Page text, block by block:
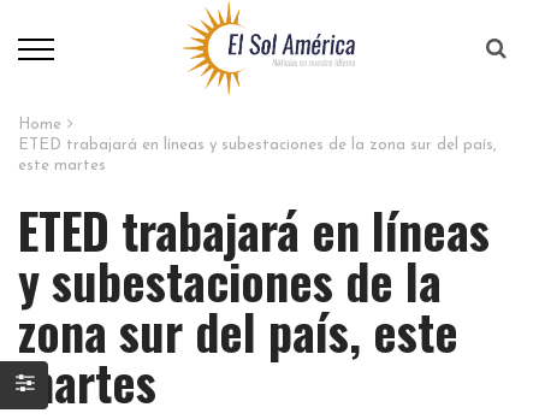
Home
ETED trabajará en líneas y subestaciones de la zona sur del país,
este martes
ETED trabajará en líneas
y subestaciones de la
zona sur del país, este
martes